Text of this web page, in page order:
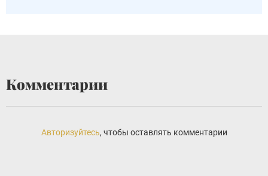
Комментарии
Авторизуйтесь, чтобы оставлять комментарии